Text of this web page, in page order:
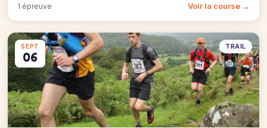
1 épreuve Voir la course →
SEPT
06
TRAIL